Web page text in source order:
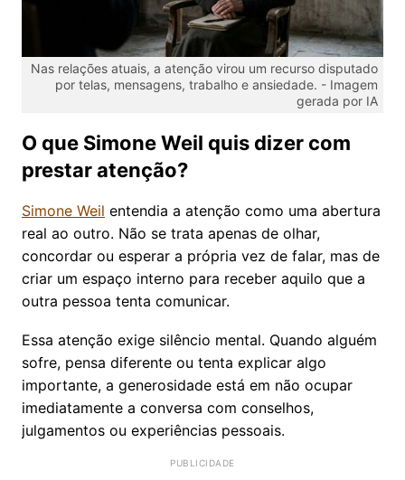
Nas relações atuais, a atenção virou um recurso disputado
por telas, mensagens, trabalho e ansiedade. - Imagem
gerada por IA
O que Simone Weil quis dizer com
prestar atenção?
Simone Weil entendia a atenção como uma abertura
real ao outro. Não se trata apenas de olhar,
concordar ou esperar a própria vez de falar, mas de
criar um espaço interno para receber aquilo que a
outra pessoa tenta comunicar.
Essa atenção exige silêncio mental. Quando alguém
sofre, pensa diferente ou tenta explicar algo
importante, a generosidade está em não ocupar
imediatamente a conversa com conselhos,
julgamentos ou experiências pessoais.